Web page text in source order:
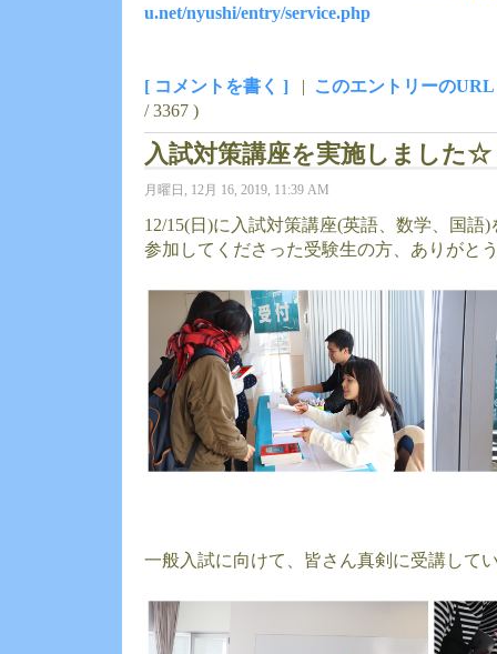
u.net/nyushi/entry/service.php
[ コメントを書く ] | このエントリーのURL
/ 3367 )
入試対策講座を実施しました☆
月曜日, 12月 16, 2019, 11:39 AM
12/15(日)に入試対策講座(英語、数学、国語
参加してくださった受験生の方、ありがと
一般入試に向けて、皆さん真剣に受講して